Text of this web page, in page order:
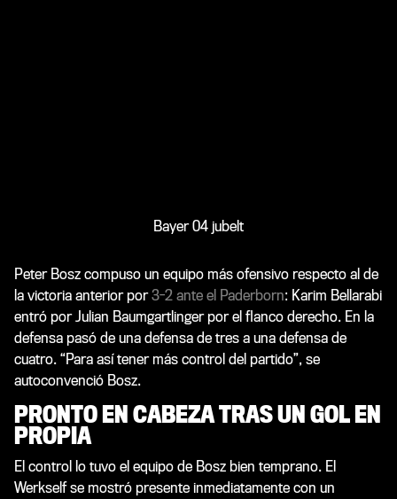
Bayer 04 jubelt
Peter Bosz compuso un equipo más ofensivo respecto al de
la victoria anterior por3-2 ante el Paderborn: Karim Bellarabi
entró por Julian Baumgartlinger por el flanco derecho. En la
defensa pasó de una defensa de tres a una defensa de
cuatro. “Para así tener más control del partido”, se
autoconvenció Bosz.
PRONTO EN CABEZA TRAS UN GOL EN
PROPIA
El control lo tuvo el equipo de Bosz bien temprano. El
Werkself se mostró presente inmediatamente con un